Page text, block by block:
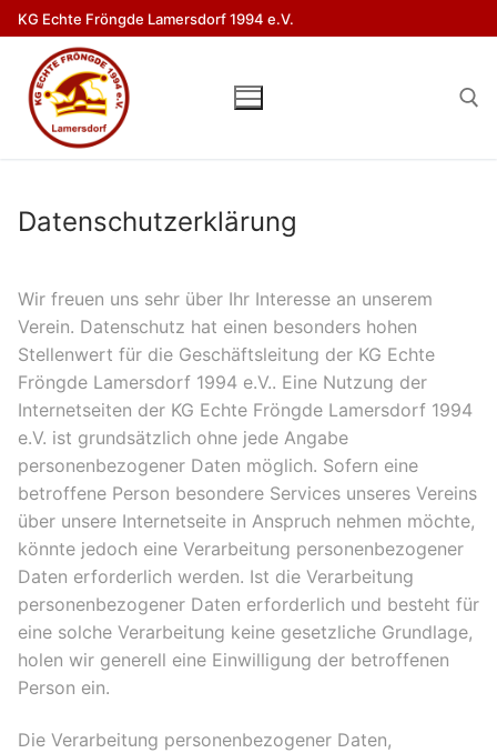
Zum
Inhalt
springen
KG Echte Fröngde Lamersdorf 1994 e.V.
Datenschutzerklärung
Wir freuen uns sehr über Ihr Interesse an unserem
Verein. Datenschutz hat einen besonders hohen
Stellenwert für die Geschäftsleitung der KG Echte
Fröngde Lamersdorf 1994 e.V.. Eine Nutzung der
Internetseiten der KG Echte Fröngde Lamersdorf 1994
e.V. ist grundsätzlich ohne jede Angabe
personenbezogener Daten möglich. Sofern eine
betroffene Person besondere Services unseres Vereins
über unsere Internetseite in Anspruch nehmen möchte,
könnte jedoch eine Verarbeitung personenbezogener
Daten erforderlich werden. Ist die Verarbeitung
personenbezogener Daten erforderlich und besteht für
eine solche Verarbeitung keine gesetzliche Grundlage,
holen wir generell eine Einwilligung der betroffenen
Person ein.
Die Verarbeitung personenbezogener Daten,